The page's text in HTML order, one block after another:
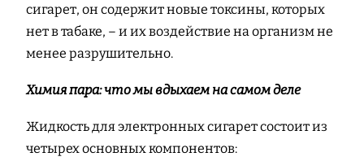
сигарет, он содержит новые токсины, которых
нет в табаке, – и их воздействие на организм не
менее разрушительно.
Химия пара: что мы вдыхаем на самом деле
Жидкость для электронных сигарет состоит из
четырех основных компонентов: